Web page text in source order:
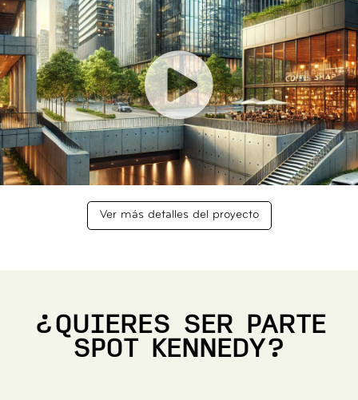
Ver más detalles del proyecto
¿QUIERES SER PARTE
SPOT KENNEDY?